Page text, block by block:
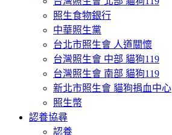
照生食物銀行
中華照生黨
台北市照生會 人道關懷
台灣照生會 中部 貓狗119
台灣照生會 南部 貓狗119
新北市照生會 貓狗捐血中心
照生幣
認養協尋
認養